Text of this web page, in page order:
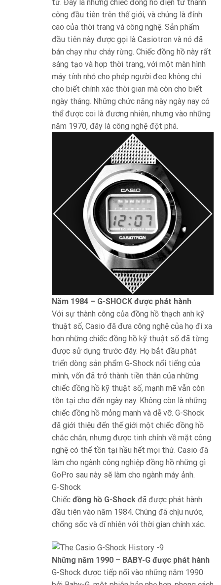
tử. Đây là những chiếc đồng hồ điện tử thành
công đầu tiên trên thế giới, và chúng là đỉnh
cao của thời trang và công nghệ. Sản phẩm
đầu tiên này được gọi là Casiotron và nó đã
bán chạy như cháy rừng. Chiếc đồng hồ này rất
sáng tạo và hợp thời trang, với một màn hình
máy tính nhỏ cho phép người đeo không chỉ
cho biết chính xác thời gian mà còn cho biết
ngày tháng. Những chức năng này ngày nay có
thể được coi là đương nhiên, nhưng vào những
năm 1970, đây là công nghệ đột phá.
Năm 1984 – G-SHOCK được phát hành
Với sự thành công của đồng hồ thạch anh kỹ
thuật số, Casio đã đưa công nghệ của họ đi xa
hơn những chiếc đồng hồ kỹ thuật số đã từng
được sử dụng trước đây. Họ bắt đầu phát
triển dòng sản phẩm G-Shock nổi tiếng của
mình, vốn đã trở thành tiền thân của những
chiếc đồng hồ kỹ thuật số, mạnh mẽ vẫn còn
tồn tại cho đến ngày nay. Không còn là những
chiếc đồng hồ mỏng manh và dễ vỡ. G-Shock
đã giới thiệu đến thế giới một chiếc đồng hồ
chắc chắn, nhưng được tinh chỉnh về mặt công
nghệ có thể tồn tại hầu hết mọi thứ. Casio đã
làm cho ngành công nghiệp đồng hồ những gì
GoPro sau này sẽ làm cho ngành máy ảnh.
G-Shock
Chiếc đồng hồ G-Shockđã được phát hành
đầu tiên vào năm 1984. Chúng đã chịu nước,
chống sốc và dĩ nhiên với thời gian chính xác.
Những năm 1990 – BABY-G được phát hành
G-Shock được tiếp nối vào những năm 1990